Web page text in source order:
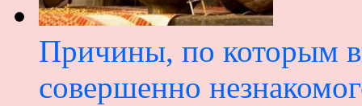
Причины, по которым
совершенно